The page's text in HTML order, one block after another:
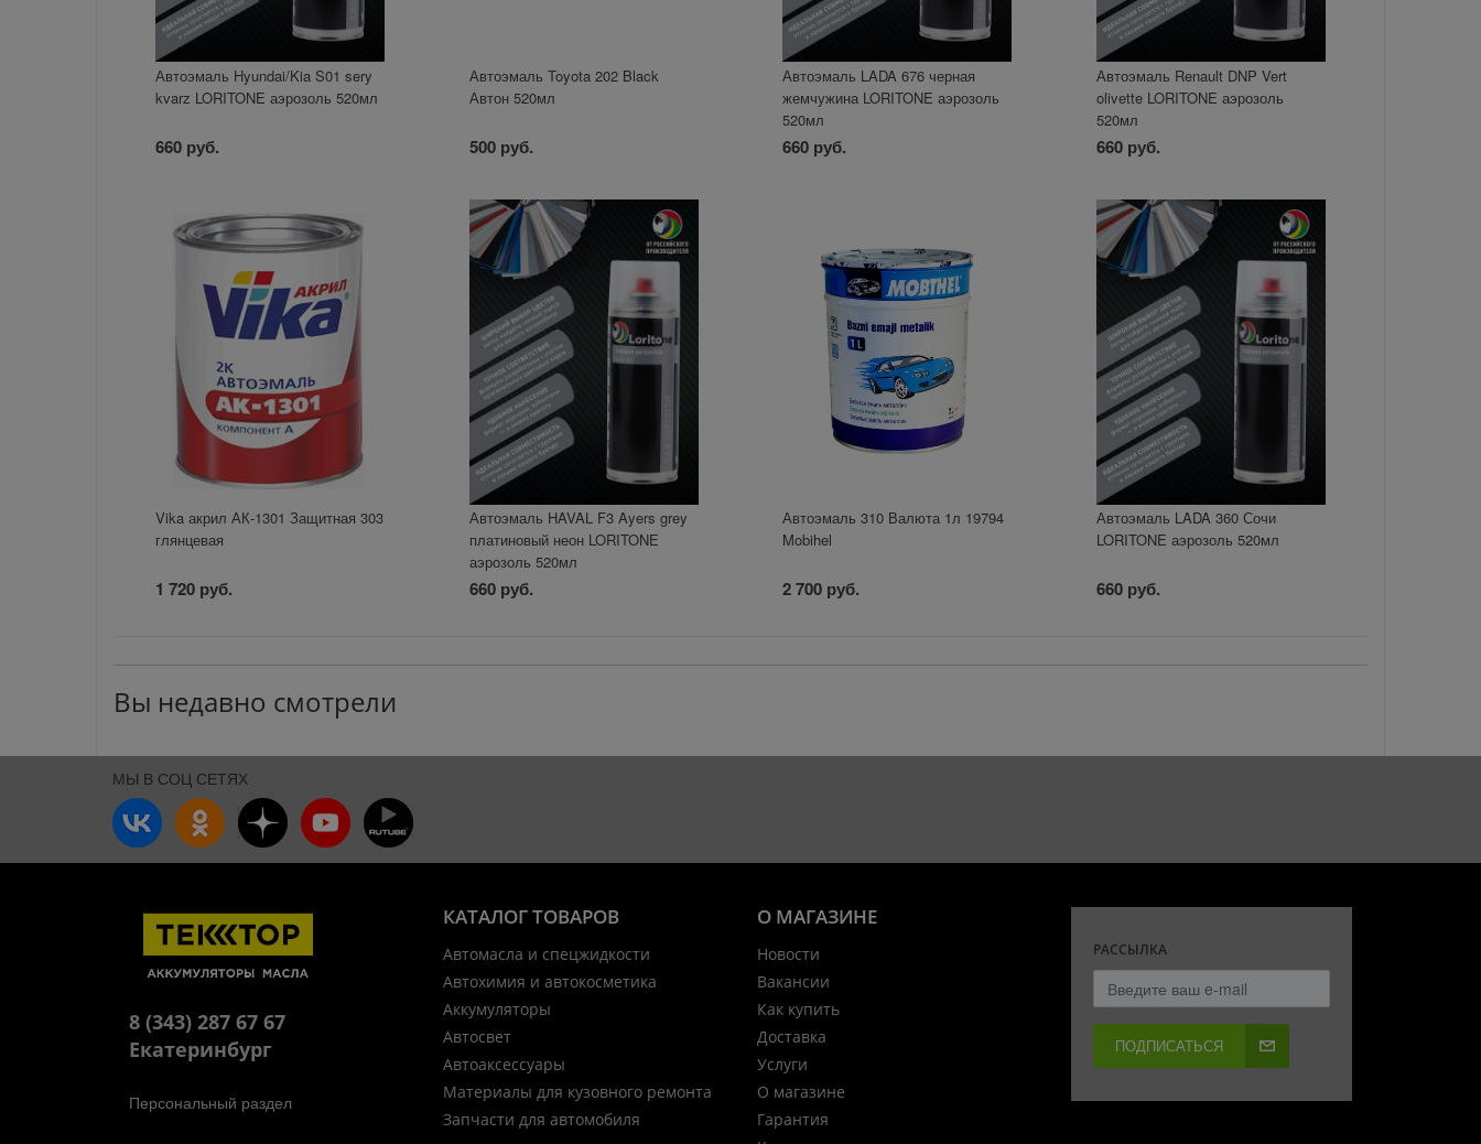
Автоэмаль Hyundai/Kia S01 sery
kvarz LORITONE аэрозоль 520мл
660 руб.
Автоэмаль Toyota 202 Black
Автон 520мл
500 руб.
Автоэмаль LADA 676 черная
жемчужина LORITONE аэрозоль
520мл
660 руб.
Автоэмаль Renault DNP Vert
olivette LORITONE аэрозоль
520мл
660 руб.
Vika акрил АК-1301 Защитная 303
глянцевая
1 720 руб.
Автоэмаль HAVAL F3 Ayers grey
платиновый неон LORITONE
аэрозоль 520мл
660 руб.
Автоэмаль 310 Валюта 1л 19794
Mobihel
2 700 руб.
Автоэмаль LADA 360 Сочи
LORITONE аэрозоль 520мл
660 руб.
Вы недавно смотрели
МЫ В СОЦ СЕТЯХ
О МАГАЗИНЕ
Новости
Вакансии
Как купить
Доставка
Услуги
О магазине
Гарантия
КАТАЛОГ ТОВАРОВ
Автомасла и спецжидкости
Автохимия и автокосметика
Аккумуляторы
Автосвет
Автоаксессуары
Материалы для кузовного ремонта
Запчасти для автомобиля
РАССЫЛКА
ПОДПИСАТЬСЯ
8 (343) 287 67 67
Екатеринбург
Персональный раздел